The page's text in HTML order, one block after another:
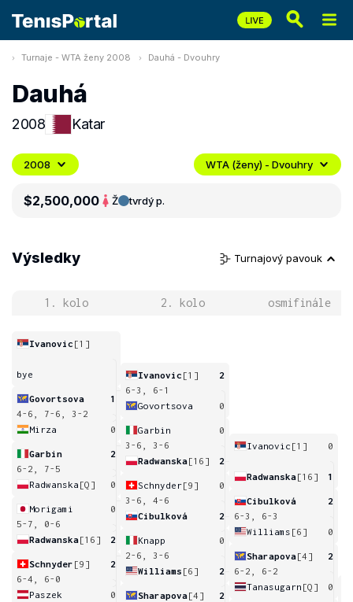
Turnaje - WTA ženy 2008 Dauhá - Dvouhry
Dauhá
2008 Katar
2008 WTA (ženy) - Dvouhry
$2,500,000 Ž tvrdý p.
Výsledky Turnajový pavouk
1. kolo 2. kolo osmifinále
Ivanovic [1]
bye
Govortsova
1
4-6, 7-6, 3-2
Mirza
0
Garbin
2
6-2, 7-5
Radwanska [Q] 0
Morigami
0
5-7, 0-6
Radwanska[16] 2
Schnyder [9]
2
6-4, 6-0
Paszek
0
Ivanovic [1]
2
6-3, 6-1
Govortsova
0
Garbin
0
3-6, 3-6
Radwanska[16] 2
Schnyder[9]
0
3-6, 4-6
Cibulková
2
Knapp
0
2-6, 3-6
Williams [6] 2
Sharapova[4]
2
Ivanovic [1] 0
Radwanska[16] 1
Cibulková
2
6-3, 6-3
Williams [6] 0
Sharapova[4]
2
6-2, 6-2
Tanasugarn [Q] 0